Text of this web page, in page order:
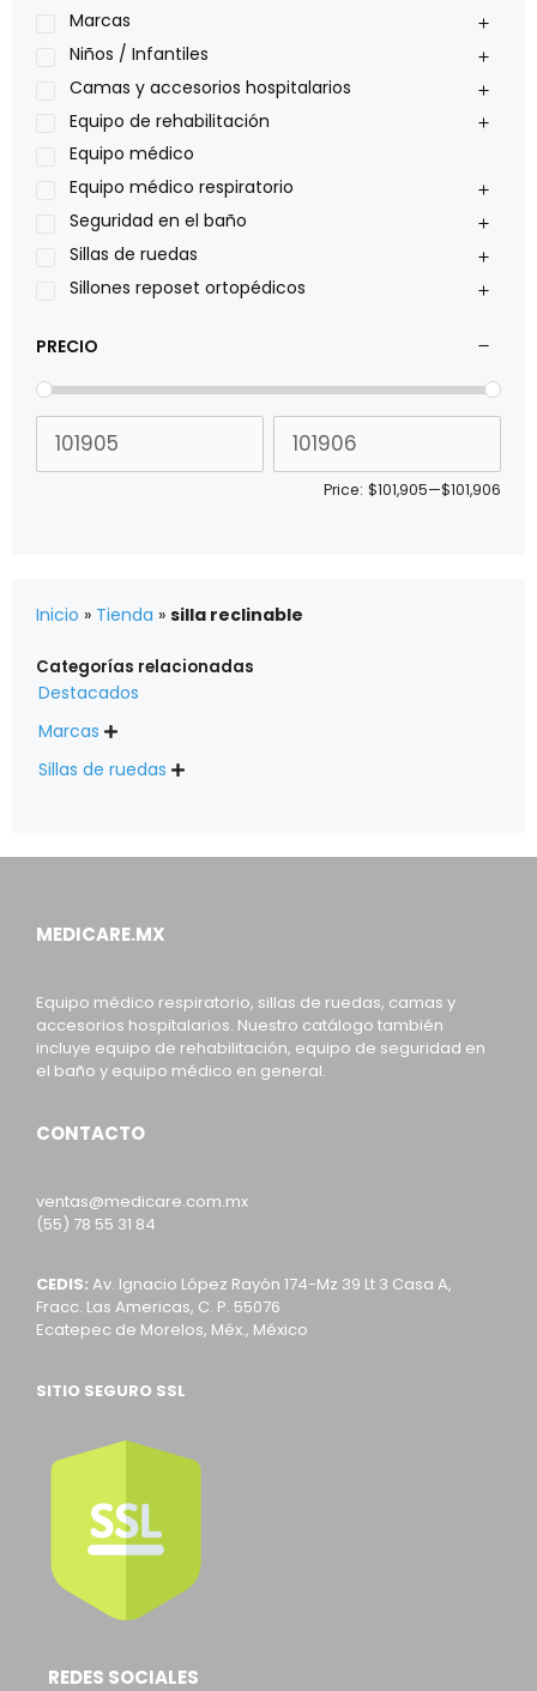
Nidek
Oxiplus
Philips
Pride
Roho
Sillas de ruedas Everest Jennings
Stealth products
Xiehe Medical
Marcas
Niños / Infantiles
Camas y accesorios hospitalarios
Equipo de rehabilitación
Equipo médico
Equipo médico respiratorio
Seguridad en el baño
Sillas de ruedas
Sillones reposet ortopédicos
PRECIO
Price: $101,905—$101,906
Inicio » Tienda » silla reclinable
Categorías relacionadas
Destacados
Marcas 
Sillas de ruedas 
MEDICARE.MX
Equipo médico respiratorio, sillas de ruedas, camas y
accesorios hospitalarios. Nuestro catálogo también
incluye equipo de rehabilitación, equipo de seguridad en
el baño y equipo médico en general.
CONTACTO
ventas@medicare.com.mx
(55) 78 55 31 84
CEDIS: Av. Ignacio López Rayón 174-Mz 39 Lt 3 Casa A,
Fracc. Las Americas, C. P. 55076
Ecatepec de Morelos, Méx., México
SITIO SEGURO SSL
REDES SOCIALES